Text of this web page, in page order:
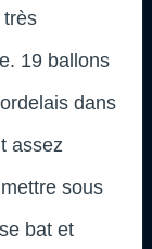
très
19 ballons
dans
assez
sous
bat et